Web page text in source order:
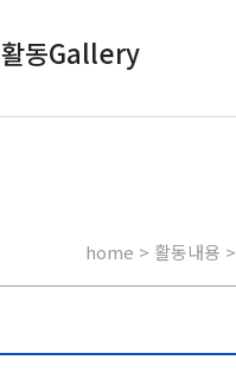
활동Gallery
home > 활동내용 >